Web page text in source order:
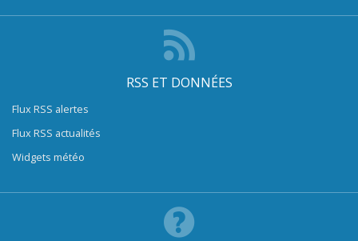
RSS ET DONNÉES
Flux RSS alertes
Flux RSS actualités
Widgets météo